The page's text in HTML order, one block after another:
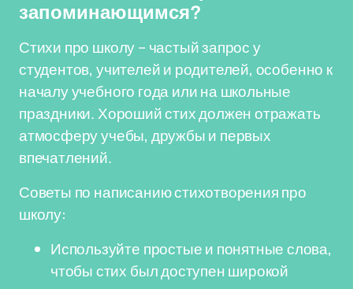
запоминающимся?
Стихи про школу – частый запрос у
студентов, учителей и родителей, особенно к
началу учебного года или на школьные
праздники. Хороший стих должен отражать
атмосферу учебы, дружбы и первых
впечатлений.
Советы по написанию стихотворения про
школу:
Используйте простые и понятные слова,
чтобы стих был доступен широкой